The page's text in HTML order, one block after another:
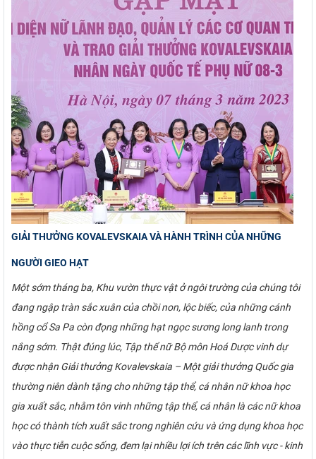
GIẢI THƯỞNG KOVALEVSKAIA VÀ HÀNH TRÌNH CỦA NHỮNG
NGƯỜI GIEO HẠT
Một sớm tháng ba, Khu vườn thực vật ở ngôi trường của chúng tôi
đang ngập tràn sắc xuân của chồi non, lộc biếc, của những cánh
hồng cổ Sa Pa còn đọng những hạt ngọc sương long lanh trong
nắng sớm. Thật đúng lúc, Tập thể nữ Bộ môn Hoá Dược vinh dự
được nhận Giải thưởng Kovalevskaia – Một giải thưởng Quốc gia
thường niên dành tặng cho những tập thể, cá nhân nữ khoa học
gia xuất sắc, nhằm tôn vinh những tập thể, cá nhân là các nữ khoa
học có thành tích xuất sắc trong nghiên cứu và ứng dụng khoa học
vào thực tiễn cuộc sống, đem lại nhiều lợi ích trên các lĩnh vực - kinh